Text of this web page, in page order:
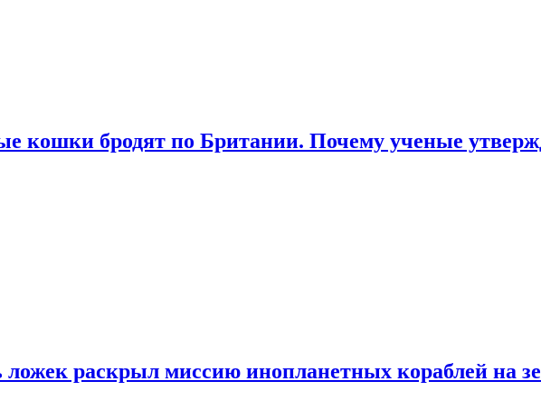
кошки бродят по Британии. Почему ученые
ложек раскрыл миссию инопланетных кораблей на